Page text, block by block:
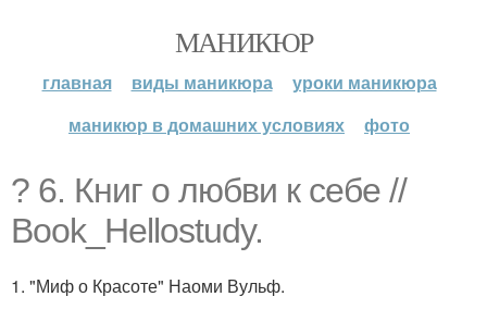
МАНИКЮР
главная виды маникюра
уроки маникюра
маникюр в домашних условиях
фото
? 6. Книг о любви к себе //
Book_Hellostudy.
1. "Миф о Красоте" Наоми Вульф.